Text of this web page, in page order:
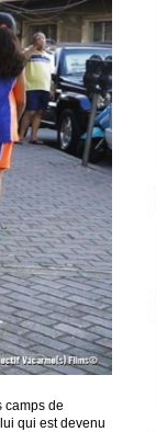
camps de
qui est devenu